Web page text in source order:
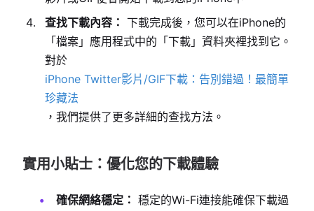
查找下載內容： 下載完成後，您可以在iPhone的
「檔案」應用程式中的「下載」資料夾裡找到它。
對於
iPhone Twitter影片/GIF下載：告別錯過！最簡單
珍藏法
，我們提供了更多詳細的查找方法。
實用小貼士：優化您的下載體驗
確保網絡穩定： 穩定的Wi-Fi連接能確保下載過